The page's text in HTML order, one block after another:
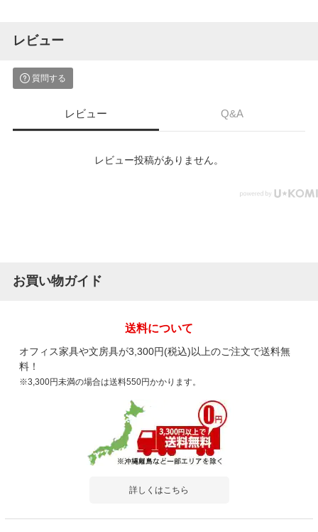
レビュー
質問する
レビュー Q&A
レビュー投稿がありません。
お買い物ガイド
送料について
オフィス家具や文房具が3,300円(税込)以上のご注文で送料無
料！
※3,300円未満の場合は送料550円かかります。
詳しくはこちら